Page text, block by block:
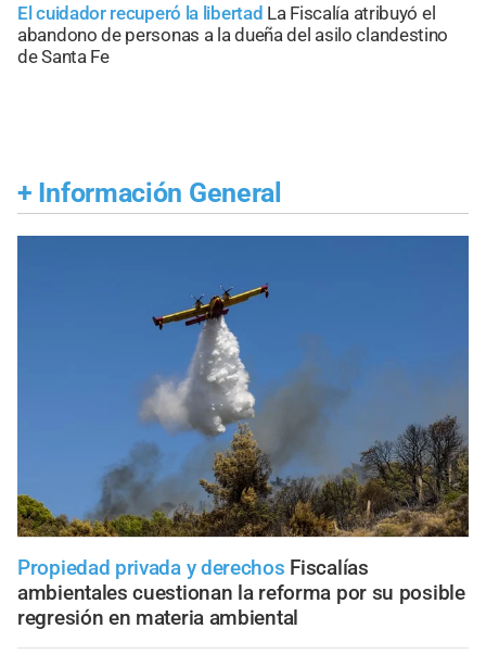
El cuidador recuperó la libertad La Fiscalía atribuyó el
abandono de personas a la dueña del asilo clandestino
de Santa Fe
+ Información General
Propiedad privada y derechos Fiscalías
ambientales cuestionan la reforma por su posible
regresión en materia ambiental